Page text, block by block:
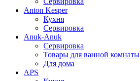
Anton Kesper
Кухня
Сервировка
Anuk-Anuk
Сервировка
Товары для ванной комнаты
Для дома
APS